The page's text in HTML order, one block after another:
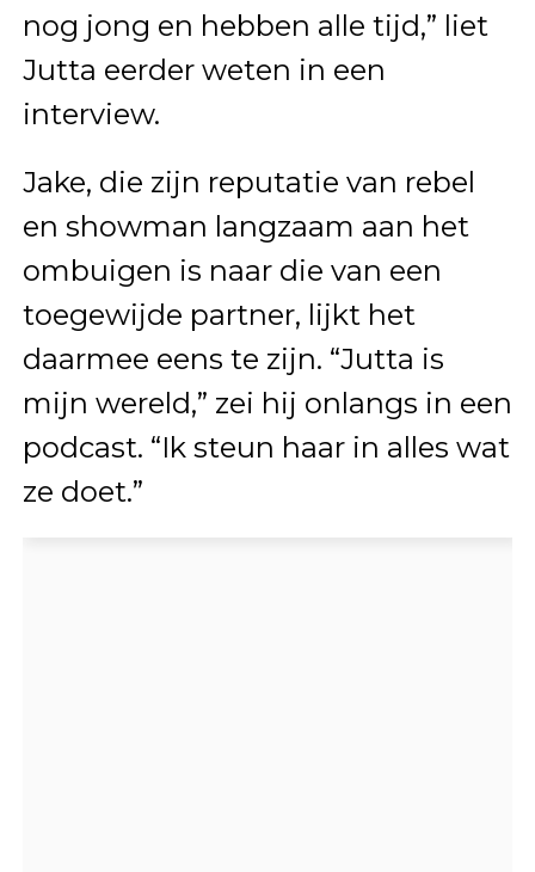
nog jong en hebben alle tijd,” liet
Jutta eerder weten in een
interview.
Jake, die zijn reputatie van rebel
en showman langzaam aan het
ombuigen is naar die van een
toegewijde partner, lijkt het
daarmee eens te zijn. “Jutta is
mijn wereld,” zei hij onlangs in een
podcast. “Ik steun haar in alles wat
ze doet.”